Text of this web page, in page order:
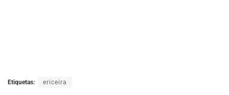
Etiquetas: ericeira